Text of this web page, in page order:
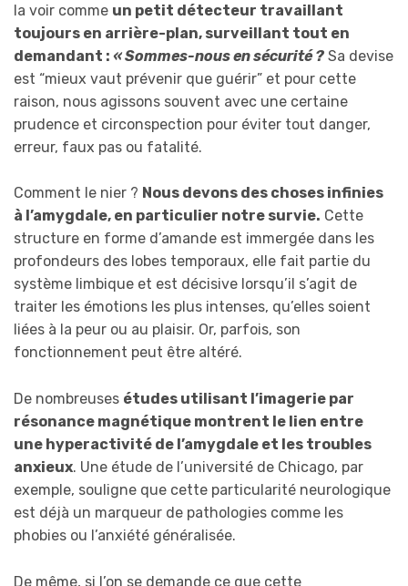
la voir comme un petit détecteur travaillant
toujours en arrière-plan, surveillant tout en
demandant : « Sommes-nous en sécurité ? Sa devise
est “mieux vaut prévenir que guérir” et pour cette
raison, nous agissons souvent avec une certaine
prudence et circonspection pour éviter tout danger,
erreur, faux pas ou fatalité.
Comment le nier ? Nous devons des choses infinies
à l’amygdale, en particulier notre survie. Cette
structure en forme d’amande est immergée dans les
profondeurs des lobes temporaux, elle fait partie du
système limbique et est décisive lorsqu’il s’agit de
traiter les émotions les plus intenses, qu’elles soient
liées à la peur ou au plaisir. Or, parfois, son
fonctionnement peut être altéré.
De nombreuses études utilisant l’imagerie par
résonance magnétique montrent le lien entre
une hyperactivité de l’amygdale et les troubles
anxieux. Une étude de l’université de Chicago, par
exemple, souligne que cette particularité neurologique
est déjà un marqueur de pathologies comme les
phobies ou l’anxiété généralisée.
De même, si l’on se demande ce que cette